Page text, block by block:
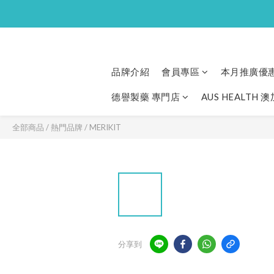
品牌介紹 會員專區 本月推廣優
德譽製藥 專門店 AUS HEALTH 澳
全部商品 /熱門品牌 / MERIKIT
分享到